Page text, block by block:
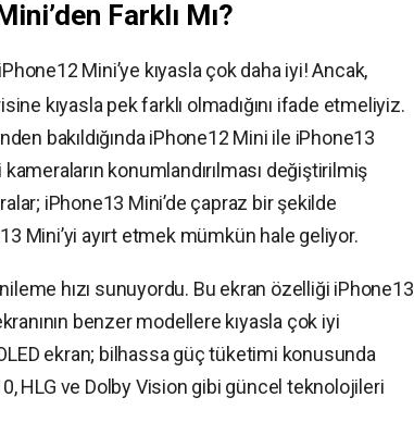
Farklı Mı?
Mini’ye kıyasla çok daha iyi! Ancak,
kıyasla pek farklı olmadığını ifade etmeliyiz.
bakıldığında iPhone12 Mini ile iPhone13
konumlandırılması değiştirilmiş
iPhone13 Mini’de çapraz bir şekilde
Mini’yi ayırt etmek mümkün hale geliyor.
hızı sunuyordu. Bu ekran özelliği iPhone13
benzer modellere kıyasla çok iyi
ekran; bilhassa güç tüketimi konusunda
HLG ve Dolby Vision gibi güncel teknolojileri